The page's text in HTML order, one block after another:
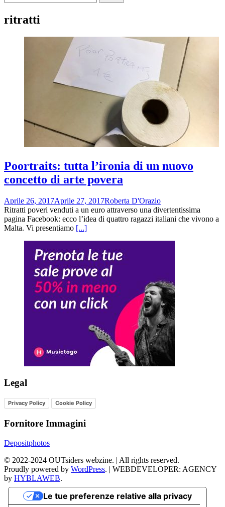
ritratti
Poortraits: tutta l’ironia di un nuovo
concetto di arte povera
Aprile 26, 2017Aprile 27, 2017Roberta D'Orazio
Ritratti poveri venduti a un euro attraverso una divertentissima
pagina Facebook: ecco l’idea di quattro ragazzi italiani che vivono a
Malta. Vi presentiamo [...]
Legal
Privacy Policy Cookie Policy
Fornitore Immagini
Depositphotos
© 2022-2024 OUTsiders webzine. | All rights reserved.
Proudly powered by WordPress. | WEBDEVELOPER: AGENCY
by HYBLAWEB.
Le tue preferenze relative alla privacy